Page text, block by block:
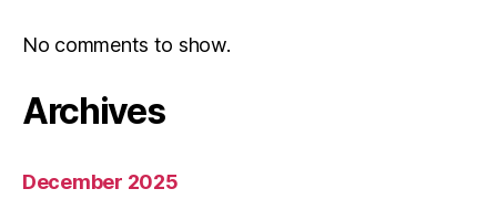
No comments to show.
Archives
December 2025